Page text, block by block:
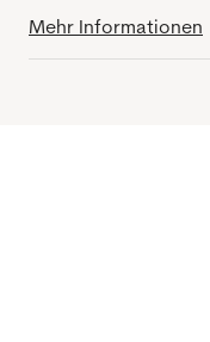
Mehr Informationen